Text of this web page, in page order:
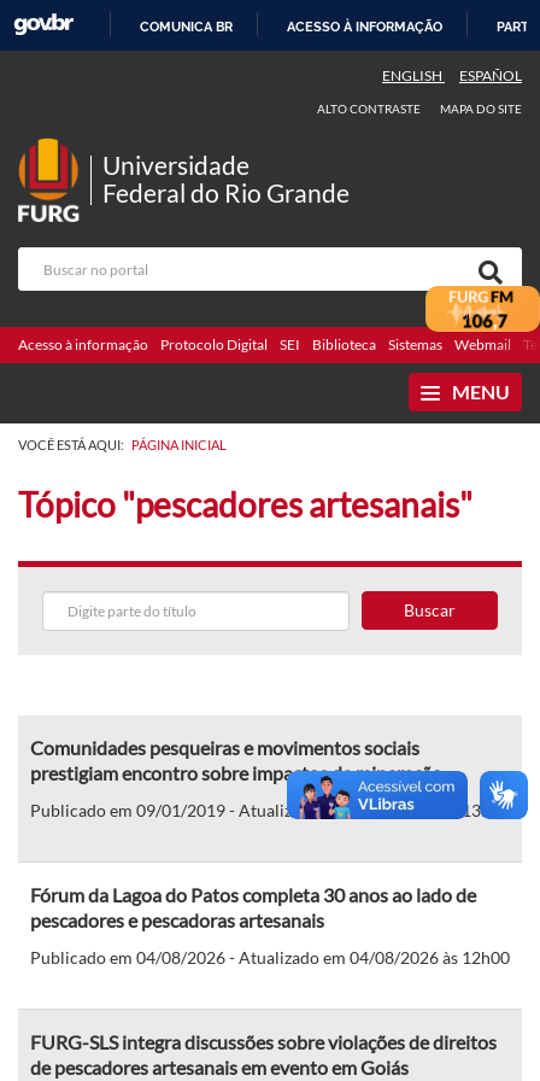
COMUNICA BR ACESSO À INFORMAÇÃO
ENGLISH ESPAÑOL
ALTO CONTRASTE MAPA DO SITE
Universidade
Federal do Rio Grande
Acesso à informação Protocolo Digital SEI Biblioteca Sistemas Webmail
MENU
VOCÊ ESTÁ AQUI: PÁGINA INICIAL
Tópico "pescadores artesanais"
Buscar
Comunidades pesqueiras e movimentos sociais
prestigiam encontro sobre impactos da mineração
Publicado em 09/01/2019 - Atualizado em 31/01/2019 às 13h54
Fórum da Lagoa do Patos completa 30 anos ao lado de
pescadores e pescadoras artesanais
Publicado em 04/08/2026 - Atualizado em 04/08/2026 às 12h00
FURG-SLS integra discussões sobre violações de direitos
de pescadores artesanais em evento em Goiás